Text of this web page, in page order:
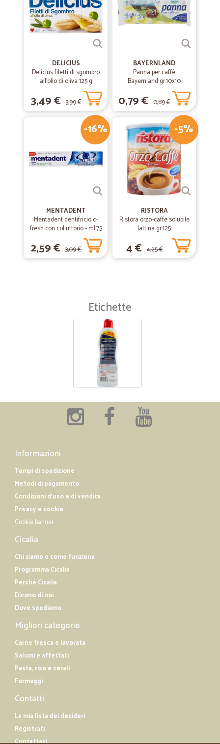
DELICIUS
Delicius filetti di sgombro
all'olio di oliva 125 g
3,49 € 3,99 €
BAYERNLAND
Panna per caffè
Bayernland gr.10x10
0,79 € 0,89 €
-16%
MENTADENT
Mentadent dentifricio c-
fresh con colluttorio - ml.75
2,59 € 3,09 €
-5%
RISTORA
Ristora orzo-caffe solubile
lattina gr.125
4 € 4,25 €
Etichette
Informazioni
Tempi di spedizione
Metodi di pagamento
Condizioni d'uso e di vendita
Privacy e cookie
Cookie banner
Cicalia
Chi siamo e come funziona
Programma Cicalia
Perché Cicalia
Dicono di noi
Dove spediamo
Migliori categorie
Carne fresca e lavorata
Salumi e affettati
Pasta, riso e cerali
Formaggi
Contatti
La mia lista dei desideri
Registrati
Contattaci